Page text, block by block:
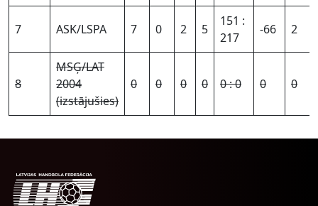
7 ASK/LSPA 7 0 2 5
151 :
217
-66 2
8
MSĢ/LAT
2004
(izstājušies)
0 0 0 0 0 : 0 0 0